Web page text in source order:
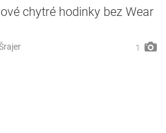
chytré hodinky bez Wear
1